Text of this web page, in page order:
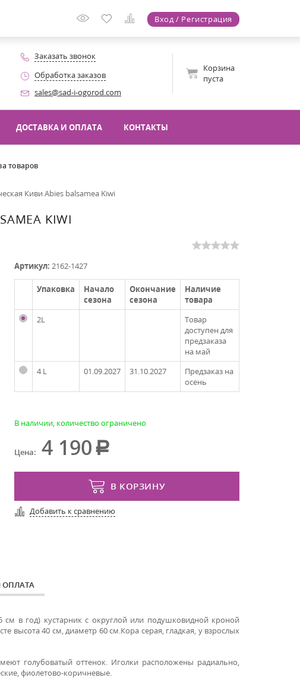
Вход / Регистрация
Заказать звонок
Обработка заказов
sales@sad-i-ogorod.com
Корзина
пуста
ДОСТАВКА И ОПЛАТА КОНТАКТЫ
товаров
Киви Abies balsamea Kiwi
KIWI
Артикул: 2162-1427
Упаковка
Начало
сезона
Окончание
сезона
Наличие
товара
2L
Товар
доступен для
предзаказа
на май
4 L
01.09.2027 31.10.2027
Предзаказ на
осень
В наличии, количество ограничено
Цена: 4 190
В КОРЗИНУ
Добавить к сравнению
ОПЛАТА
в год) кустарник с округлой или подушковидной кроной
высота 40 см, диаметр 60 см.Кора серая, гладкая, у взрослых
голубоватый оттенок. Иголки расположены радиально,
фиолетово-коричневые.